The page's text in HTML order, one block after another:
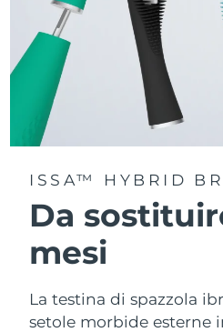
ISSA™ HYBRID
Da
mesi
La testina di spazzola
setole morbide esterne